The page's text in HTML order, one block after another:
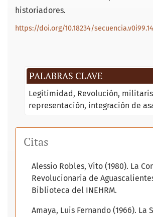
PALABRAS CLAVE
Legitimidad Revolución
representación integración de
historiadores.
https://doi.org/10.18234/
Citas
Alessio Robles, Vito (1980). La
Revolucionaria de
Biblioteca del INEHRM.
Amaya, Luis Fernando (1966). La